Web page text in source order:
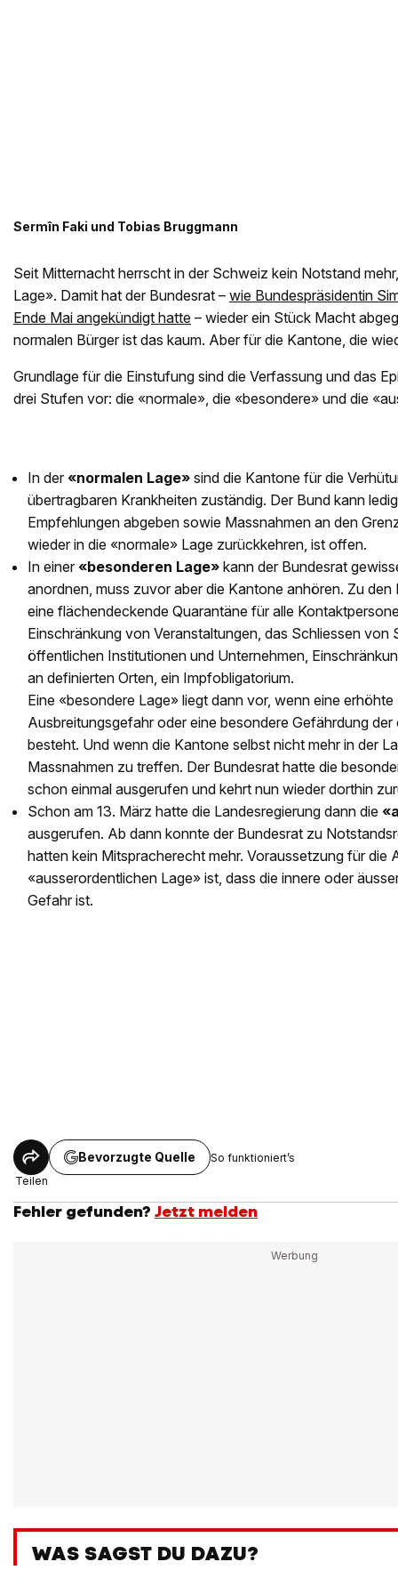
Sermîn Faki und Tobias Bruggmann
Seit Mitternacht herrscht in der Schweiz kein Notstand
Lage». Damit hat der Bundesrat – wie Bundespräsidentin
Ende Mai angekündigt hatte – wieder ein Stück Macht
normalen Bürger ist das kaum. Aber für die Kantone, die
Grundlage für die Einstufung sind die Verfassung und das
drei Stufen vor: die «normale», die «besondere» und die
In der «normalen Lage» sind die Kantone für die
übertragbaren Krankheiten zuständig. Der Bund kann
Empfehlungen abgeben sowie Massnahmen an den
wieder in die «normale» Lage zurückkehren, ist offen.
In einer «besonderen Lage» kann der Bundesrat
anordnen, muss zuvor aber die Kantone anhören. Zu
eine flächendeckende Quarantäne für alle
Einschränkung von Veranstaltungen, das Schliessen von
öffentlichen Institutionen und Unternehmen,
an definierten Orten, ein Impfobligatorium.
Eine «besondere Lage» liegt dann vor, wenn eine
Ausbreitungsgefahr oder eine besondere Gefährdung
besteht. Und wenn die Kantone selbst nicht mehr in der
Massnahmen zu treffen. Der Bundesrat hatte die
schon einmal ausgerufen und kehrt nun wieder dorthin
Schon am 13. März hatte die Landesregierung dann die
ausgerufen. Ab dann konnte der Bundesrat zu
hatten kein Mitspracherecht mehr. Voraussetzung für die
«ausserordentlichen Lage» ist, dass die innere oder
Gefahr ist.
Teilen
Bevorzugte Quelle So funktioniert’s
Fehler gefunden? Jetzt melden
WAS SAGST DU DAZU?